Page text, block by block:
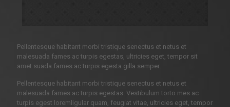
Pellentesque habitant morbi tristique senectus et netus et
malesuada fames ac turpis egestas, ultricies eget, tempor sit
amet suada fames ac turpis egesta gilla semper.
Pellentesque habitant morbi tristique senectus et netus et
malesuada fames ac turpis egestas. Vestibulum torto mes ac
turpis egest loremligular quam, feugiat vitae, ultricies eget, tempor